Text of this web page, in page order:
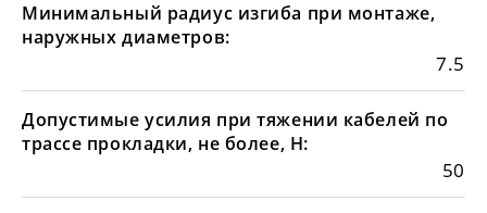
Минимальный радиус изгиба при монтаже,
наружных диаметров:
7.5
Допустимые усилия при тяжении кабелей по
трассе прокладки, не более, Н:
50